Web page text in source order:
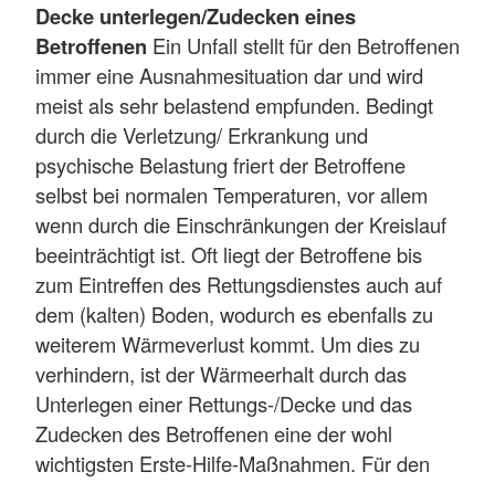
Decke unterlegen/Zudecken eines
Betroffenen Ein Unfall stellt für den Betroffenen
immer eine Ausnahmesituation dar und wird
meist als sehr belastend empfunden. Bedingt
durch die Verletzung/ Erkrankung und
psychische Belastung friert der Betroffene
selbst bei normalen Temperaturen, vor allem
wenn durch die Einschränkungen der Kreislauf
beeinträchtigt ist. Oft liegt der Betroffene bis
zum Eintreffen des Rettungsdienstes auch auf
dem (kalten) Boden, wodurch es ebenfalls zu
weiterem Wärmeverlust kommt. Um dies zu
verhindern, ist der Wärmeerhalt durch das
Unterlegen einer Rettungs-/Decke und das
Zudecken des Betroffenen eine der wohl
wichtigsten Erste-Hilfe-Maßnahmen. Für den